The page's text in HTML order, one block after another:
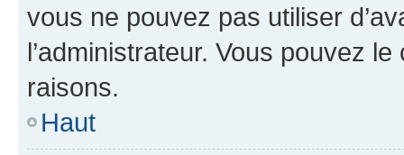
vous ne pouvez pas utiliser
l’administrateur. Vous pouvez
raisons.
Haut